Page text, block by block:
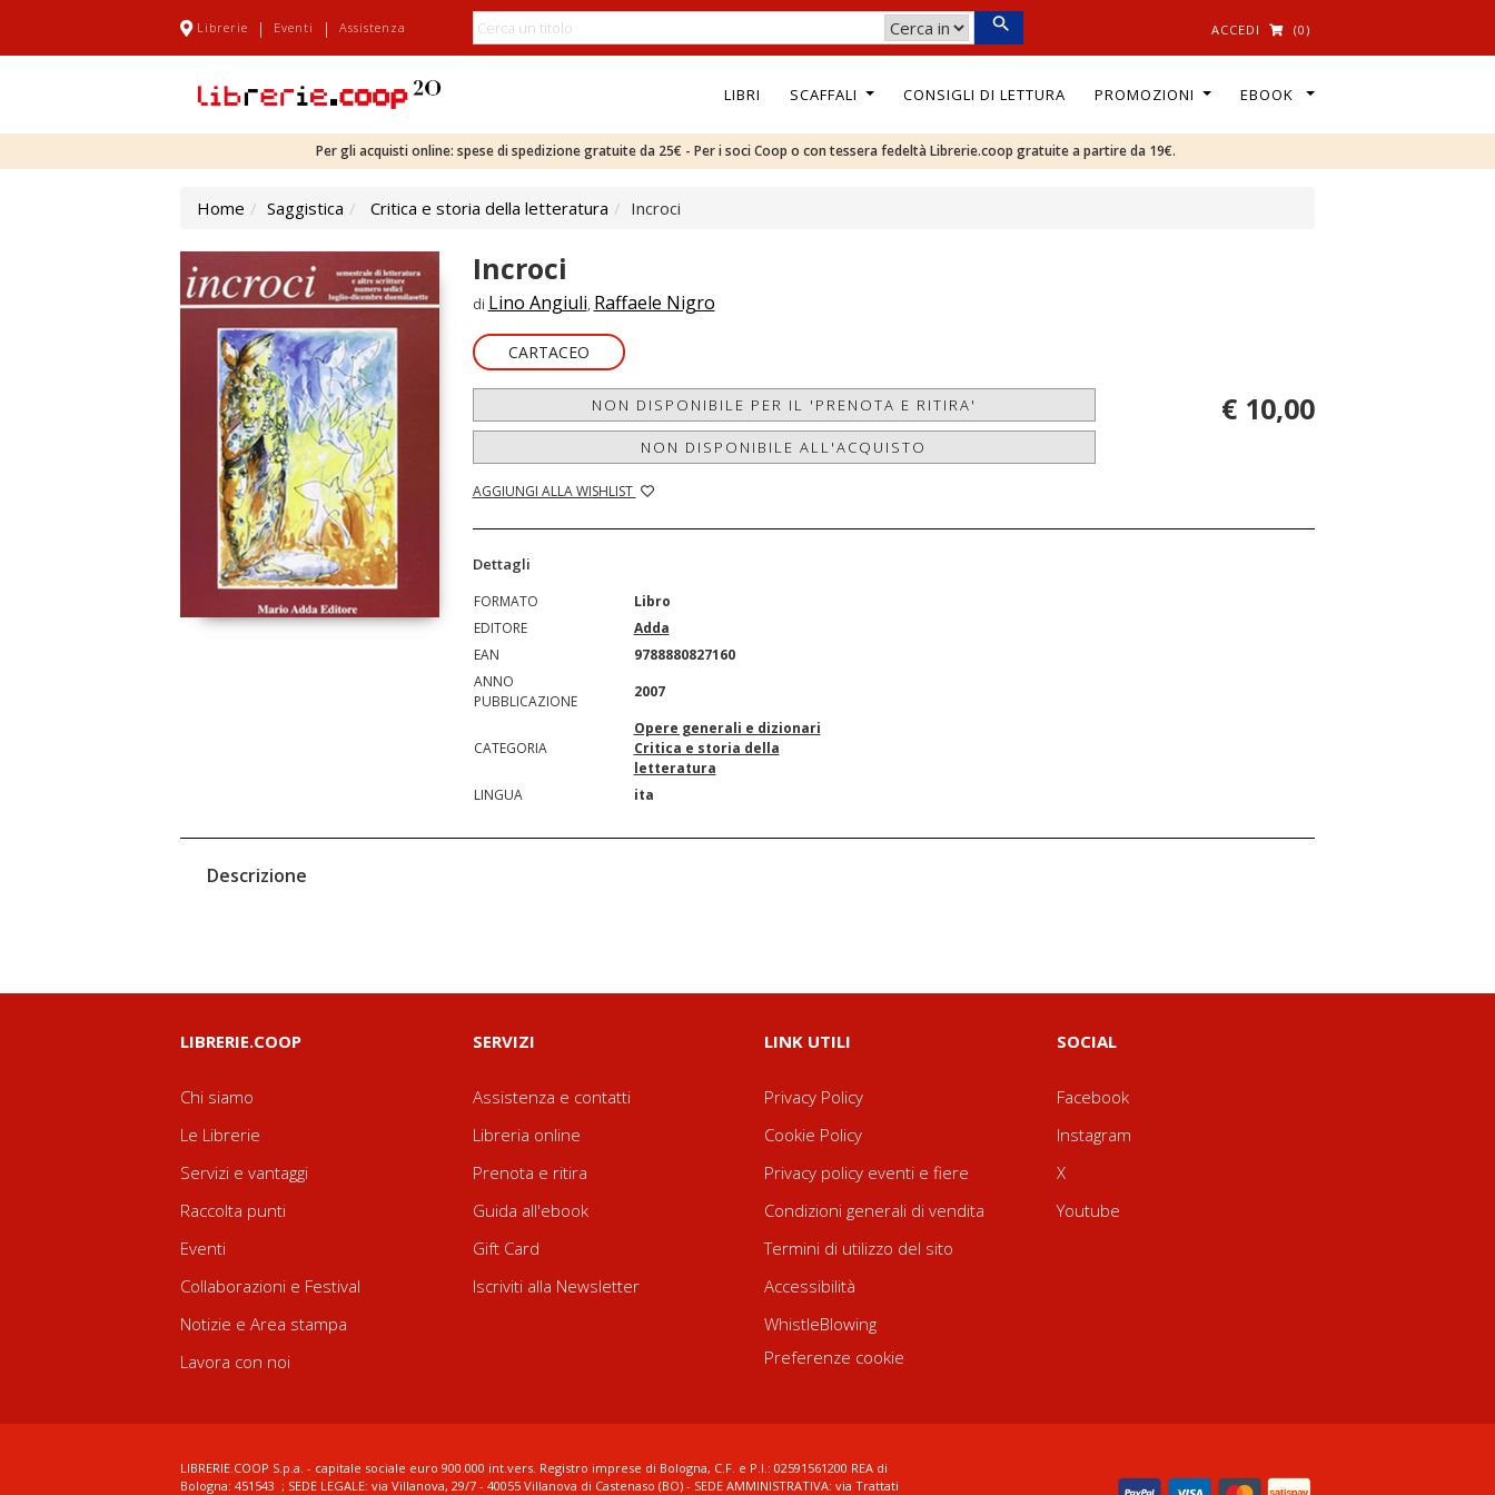
Librerie | Eventi | Assistenza ACCEDI (0)
LIBRI SCAFFALI CONSIGLI DI LETTURA PROMOZIONI EBOOK
Per gli acquisti online: spese di spedizione gratuite da 25€ - Per i soci Coop o con tessera fedeltà Librerie.coop gratuite a partire da 19€.
Home Saggistica Critica e storia della letteratura Incroci
Incroci
di Lino Angiuli, Raffaele Nigro
CARTACEO
NON DISPONIBILE PER IL 'PRENOTA E RITIRA'
NON DISPONIBILE ALL'ACQUISTO
AGGIUNGI ALLA WISHLIST
€ 10,00
Dettagli
FORMATO
Libro
EDITORE
Adda
EAN
9788880827160
ANNO
PUBBLICAZIONE
2007
CATEGORIA
Opere generali e dizionari
Critica e storia della
letteratura
LINGUA
ita
Descrizione
LIBRERIE.COOP
Chi siamo
Le Librerie
Servizi e vantaggi
Raccolta punti
Eventi
Collaborazioni e Festival
Notizie e Area stampa
Lavora con noi
SERVIZI
Assistenza e contatti
Libreria online
Prenota e ritira
Guida all'ebook
Gift Card
Iscriviti alla Newsletter
LINK UTILI
Privacy Policy
Cookie Policy
Privacy policy eventi e fiere
Condizioni generali di vendita
Termini di utilizzo del sito
Accessibilità
WhistleBlowing
Preferenze cookie
SOCIAL
Facebook
Instagram
X
Youtube
LIBRERIE.COOP S.p.a. - capitale sociale euro 900.000 int.vers. Registro imprese di Bologna, C.F. e P.I.: 02591561200 REA di
Bologna: 451543 ; SEDE LEGALE: via Villanova, 29/7 - 40055 Villanova di Castenaso (BO) - SEDE AMMINISTRATIVA: via Trattati